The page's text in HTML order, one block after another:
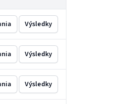
Výsledky
Výsledky
Výsledky